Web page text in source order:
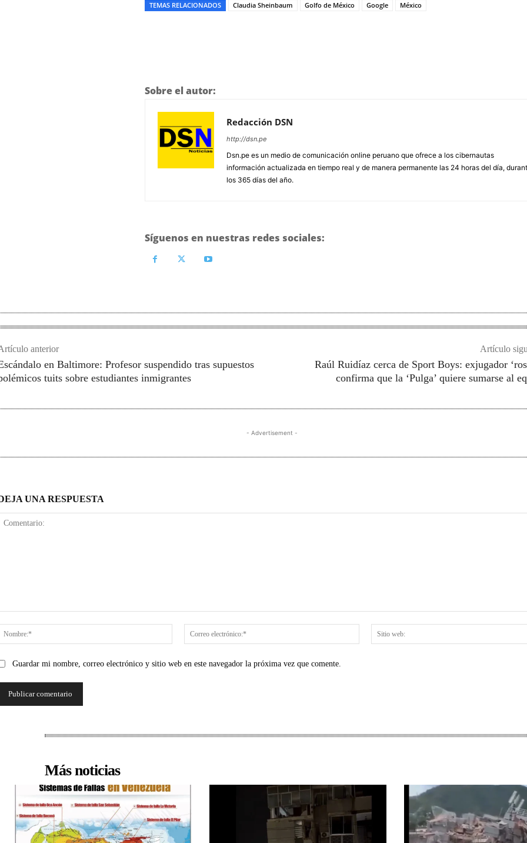
TEMAS RELACIONADOS Claudia Sheinbaum Golfo de México Google México
Sobre el autor:
Redacción DSN
http://dsn.pe
Dsn.pe es un medio de comunicación online peruano que ofrece a los cibernautas
información actualizada en tiempo real y de manera permanente las 24 horas del día,
los 365 días del año.
Síguenos en nuestras redes sociales:
anterior
en Baltimore: Profesor suspendido tras supuestos
tuits sobre estudiantes inmigrantes
Artículo
Raúl Ruidíaz cerca de Sport Boys: exjugador
confirma que la ‘Pulga’ quiere sumarse al
- Advertisement -
UNA RESPUESTA
Nombre:*
Correo
electrónico:*
Guardar mi nombre, correo electrónico y sitio web en este navegador la próxima vez que comente.
Más noticias